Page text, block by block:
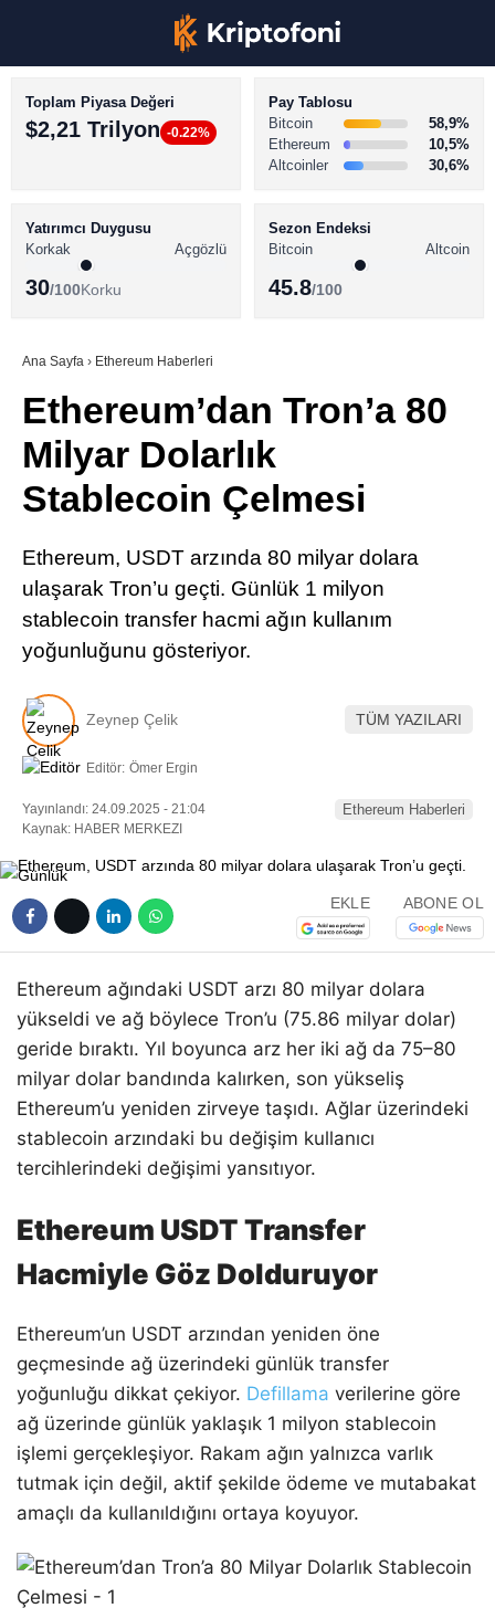
Youtube
LinkedIn
BİTCOİN HABERLERİ
ALTCOİN HABERLERİ
SÖZLÜK
Toplam Piyasa Değeri
$2,21 Trilyon -0.22%
Pay Tablosu
Bitcoin
58,9%
Ethereum
10,5%
Altcoinler
30,6%
Yatırımcı Duygusu
Korkak
Açgözlü
30/100Korku
Sezon Endeksi
Bitcoin
Altcoin
45.8/100
Ana Sayfa › Ethereum Haberleri
Ethereum’dan Tron’a 80
Milyar Dolarlık
Stablecoin Çelmesi
Ethereum, USDT arzında 80 milyar dolara
ulaşarak Tron’u geçti. Günlük 1 milyon
stablecoin transfer hacmi ağın kullanım
yoğunluğunu gösteriyor.
Zeynep Çelik TÜM YAZILARI
Editör: Ömer Ergin
Yayınlandı: 24.09.2025 - 21:04
Kaynak: HABER MERKEZI
Ethereum Haberleri
EKLE ABONE OL
Ethereum ağındaki USDT arzı 80 milyar dolara
yükseldi ve ağ böylece Tron’u (75.86 milyar dolar)
geride bıraktı. Yıl boyunca arz her iki ağ da 75–80
milyar dolar bandında kalırken, son yükseliş
Ethereum’u yeniden zirveye taşıdı. Ağlar üzerindeki
stablecoin arzındaki bu değişim kullanıcı
tercihlerindeki değişimi yansıtıyor.
Ethereum USDT Transfer
Hacmiyle Göz Dolduruyor
Ethereum’un USDT arzından yeniden öne
geçmesinde ağ üzerindeki günlük transfer
yoğunluğu dikkat çekiyor. Defillama verilerine göre
ağ üzerinde günlük yaklaşık 1 milyon stablecoin
işlemi gerçekleşiyor. Rakam ağın yalnızca varlık
tutmak için değil, aktif şekilde ödeme ve mutabakat
amaçlı da kullanıldığını ortaya koyuyor.